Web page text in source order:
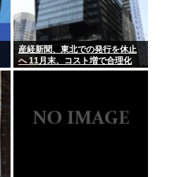
産経新聞、東北での発行を休止
へ 11月末、コスト増で合理化